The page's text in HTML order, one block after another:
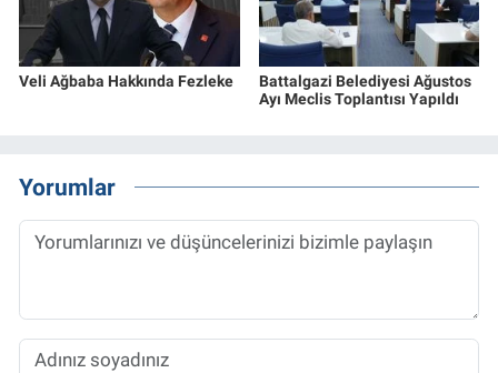
Veli Ağbaba Hakkında Fezleke
Battalgazi Belediyesi Ağustos
Ayı Meclis Toplantısı Yapıldı
Yorumlar